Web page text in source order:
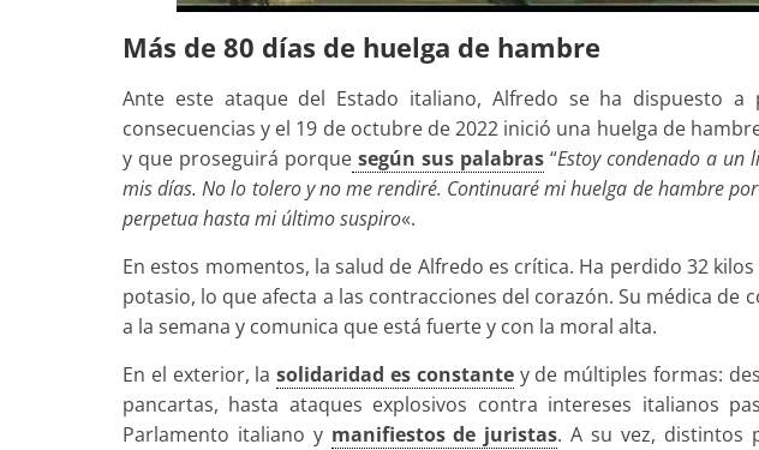
Más de 80 días de huelga de hambre
Ante este ataque del Estado italiano, Alfredo se ha dispuesto a
consecuencias y el 19 de octubre de 2022 inició una huelga de
y que proseguirá porque según sus palabras “Estoy condenado a un
mis días. No lo tolero y no me rendiré. Continuaré mi huelga de hambre
perpetua hasta mi último suspiro«.
En estos momentos, la salud de Alfredo es crítica. Ha perdido 32
potasio, lo que afecta a las contracciones del corazón. Su médica de
a la semana y comunica que está fuerte y con la moral alta.
En el exterior, lasolidaridad es constantey de múltiples formas:
pancartas, hasta ataques explosivos contra intereses italianos
Parlamento italiano y manifiestos de juristas. A su vez, distintos